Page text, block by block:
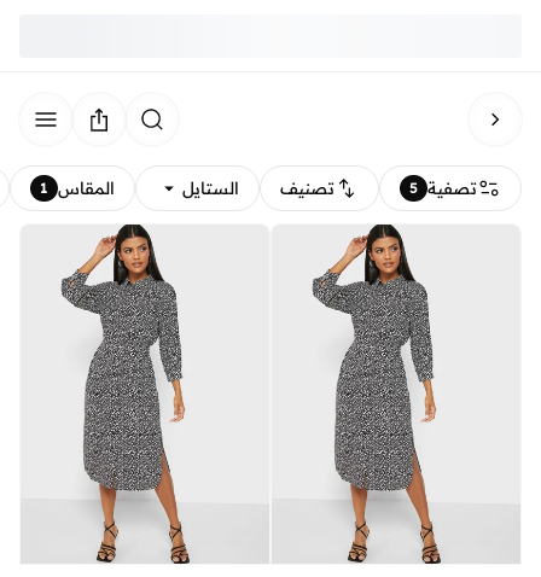
تصفية 5 تصنيف الستايل المقاس 1